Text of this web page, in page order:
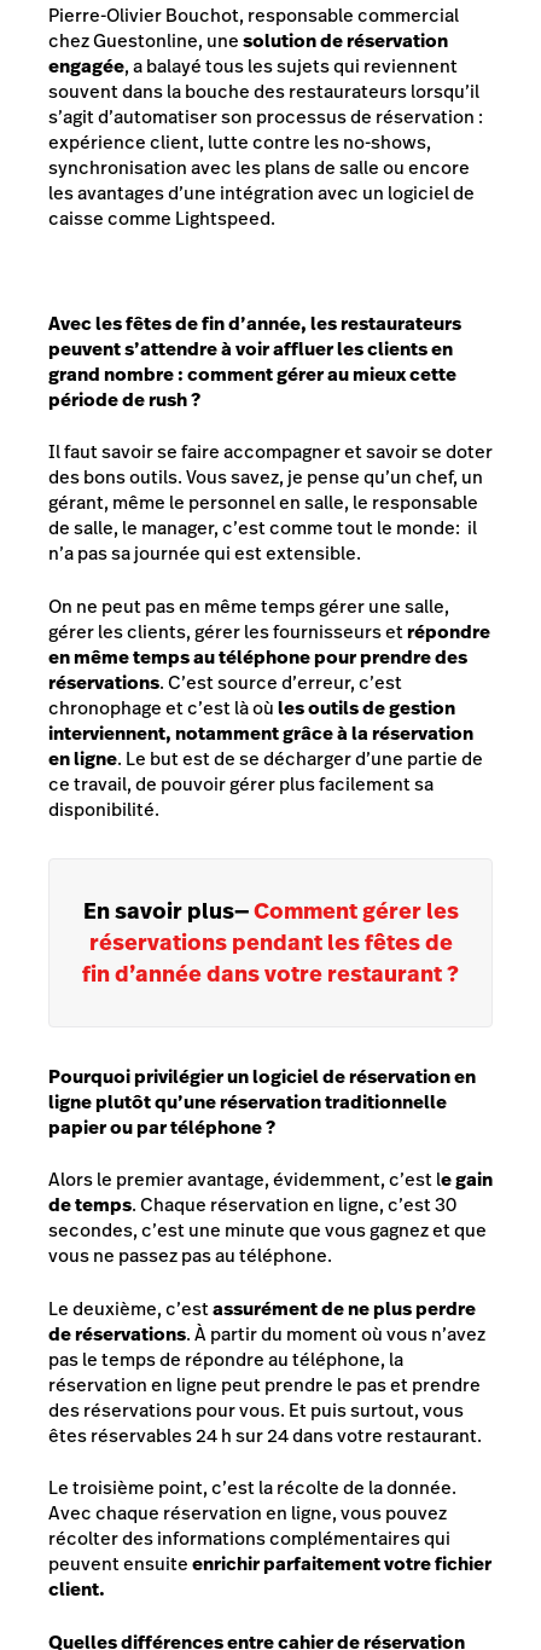
Pierre-Olivier Bouchot, responsable commercial
chez Guestonline, unesolution de réservation
engagée, a balayé tous les sujets qui reviennent
souvent dans la bouche des restaurateurs lorsqu’il
s’agit d’automatiser son processus de réservation :
expérience client, lutte contre les no-shows,
synchronisation avec les plans de salle ou encore
les avantages d’une intégration avec un logiciel de
caisse comme Lightspeed.
Avec les fêtes de fin d’année, les restaurateurs
peuvent s’attendre à voir affluer les clients en
grand nombre : comment gérer au mieux cette
période de rush ?
Il faut savoir se faire accompagner et savoir se doter
des bons outils. Vous savez, je pense qu’un chef, un
gérant, même le personnel en salle, le responsable
de salle, le manager, c’est comme tout le monde: il
n’a pas sa journée qui est extensible.
On ne peut pas en même temps gérer une salle,
gérer les clients, gérer les fournisseurs etrépondre
en même temps au téléphone pour prendre des
réservations. C’est source d’erreur, c’est
chronophage et c’est là oùles outils de gestion
interviennent, notamment grâce à la réservation
en ligne. Le but est de se décharger d’une partie de
ce travail, de pouvoir gérer plus facilement sa
disponibilité.
En savoir plus—Comment gérer les
réservations pendant les fêtes de
fin d’année dans votre restaurant ?
Pourquoi privilégier un logiciel de réservation en
ligne plutôt qu’une réservation traditionnelle
papier ou par téléphone ?
Alors le premier avantage, évidemment, c’est le gain
de temps. Chaque réservation en ligne, c’est 30
secondes, c’est une minute que vous gagnez et que
vous ne passez pas au téléphone.
Le deuxième, c’estassurément de ne plus perdre
de réservations. À partir du moment où vous n’avez
pas le temps de répondre au téléphone, la
réservation en ligne peut prendre le pas et prendre
des réservations pour vous. Et puis surtout, vous
êtes réservables 24 h sur 24 dans votre restaurant.
Le troisième point, c’est la récolte de la donnée.
Avec chaque réservation en ligne, vous pouvez
récolter des informations complémentaires qui
peuvent ensuiteenrichir parfaitement votre fichier
client.
Quelles différences entre cahier de réservation